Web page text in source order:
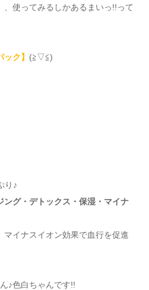
、使ってみるしかあるまいっ!!って
ク】 (≧▽≦)
り♪
ング・デトックス・保湿・マイナ
イナスイオン効果で血行を促進
♪色白ちゃんです!!